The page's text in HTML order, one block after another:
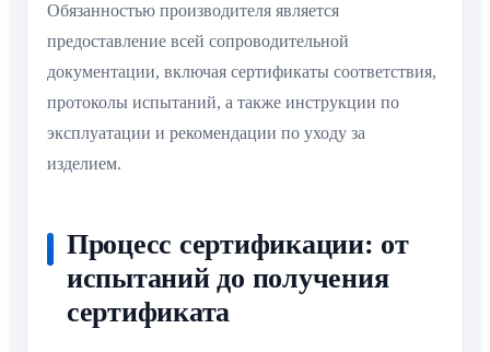
Обязанностью производителя является
предоставление всей сопроводительной
документации, включая сертификаты соответствия,
протоколы испытаний, а также инструкции по
эксплуатации и рекомендации по уходу за
изделием.
Процесс сертификации: от
испытаний до получения
сертификата